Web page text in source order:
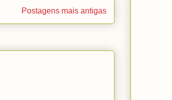
Postagens mais antigas